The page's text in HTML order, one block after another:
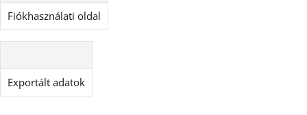
Fiókhasználati oldal
Exportált adatok